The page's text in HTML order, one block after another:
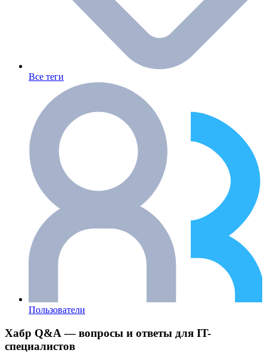
Все теги
Пользователи
Хабр Q&A — вопросы и ответы для IT-
специалистов